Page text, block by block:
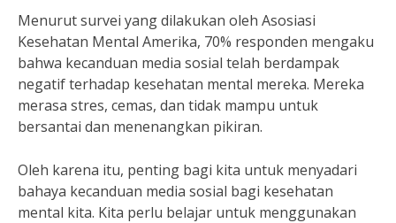
Menurut survei yang dilakukan oleh Asosiasi
Kesehatan Mental Amerika, 70% responden mengaku
bahwa kecanduan media sosial telah berdampak
negatif terhadap kesehatan mental mereka. Mereka
merasa stres, cemas, dan tidak mampu untuk
bersantai dan menenangkan pikiran.
Oleh karena itu, penting bagi kita untuk menyadari
bahaya kecanduan media sosial bagi kesehatan
mental kita. Kita perlu belajar untuk menggunakan